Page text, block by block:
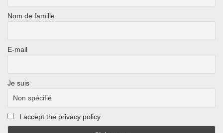
Nom de famille
E-mail
Je suis
I accept the privacy policy